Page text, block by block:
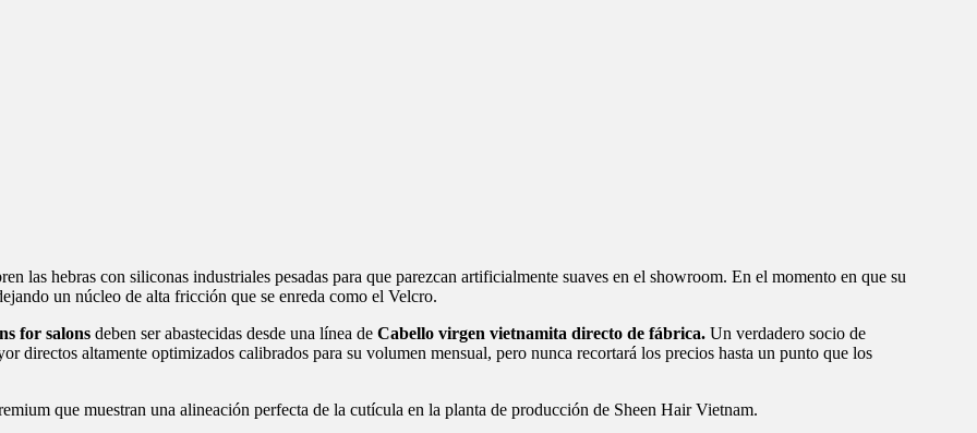
las hebras con siliconas industriales pesadas para que parezcan artificialmente suaves en el showroom. En el momento en que su
un núcleo de alta fricción que se enreda como el Velcro.
for salons deben ser abastecidas desde una línea de Cabello virgen vietnamita directo de fábrica. Un verdadero socio de
directos altamente optimizados calibrados para su volumen mensual, pero nunca recortará los precios hasta un punto que los
que muestran una alineación perfecta de la cutícula en la planta de producción de Sheen Hair Vietnam.